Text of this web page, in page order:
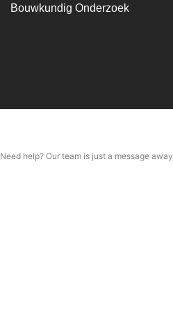
Bouwkundig Onderzoek
Need help? Our team is just a message away